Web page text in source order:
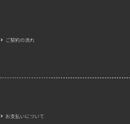
ご契約の流れ
お支払いについて